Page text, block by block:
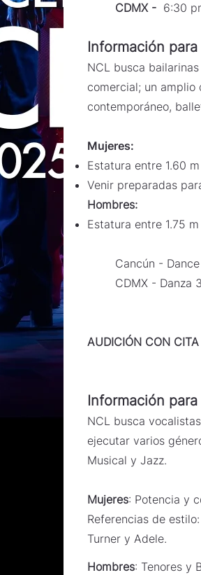
CDMX - 6:30
Información
NCL busca
comercial; un amplio
contemporáneo,
Mujeres:
Estatura entre 1.60
Venir preparadas
Hombres:
Estatura entre 1.75
Cancún -
CDMX - Danza 3
AUDICIÓN CON CITA
Información
NCL busca
ejecutar varios
Musical y Jazz.
Mujeres: Potencia y
Referencias de
Turner y Adele.
Hombres: Tenores y